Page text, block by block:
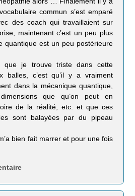
commun s’est emparé
des coach qui travaillaient sur
maintenant c’est un peu plus
quantique est un peu postérieure
que je trouve triste dans cette
balles, c’est qu’il y a vraiment
dans la mécanique quantique,
que qu’on peut en
de la réalité, etc. et que ces
sont balayées par du pipeau
bien fait marrer et pour une fois